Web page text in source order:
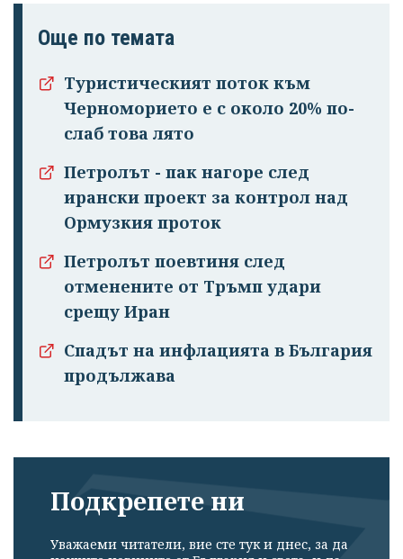
Още по темата
Туристическият поток към
Черноморието е с около 20% по-
слаб това лято
Петролът - пак нагоре след
ирански проект за контрол над
Ормузкия проток
Петролът поевтиня след
отменените от Тръмп удари
срещу Иран
Спадът на инфлацията в България
продължава
Подкрепете ни
Уважаеми читатели, вие сте тук и днес, за да